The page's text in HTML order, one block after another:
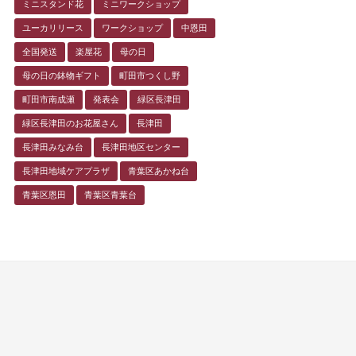
ミニスタンド花 ミニワークショップ
ユーカリリース ワークショップ 中恩田
全国発送 楽屋花 母の日
母の日の鉢物ギフト 町田市つくし野
町田市南成瀬 発表会 緑区長津田
緑区長津田のお花屋さん 長津田
長津田みなみ台 長津田地区センター
長津田地域ケアプラザ 青葉区あかね台
青葉区恩田 青葉区青葉台